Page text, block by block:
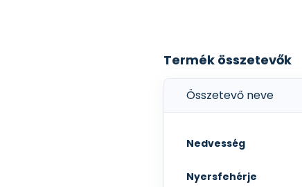
Termék összetevők
Összetevő neve
Nedvesség
Nyersfehérje